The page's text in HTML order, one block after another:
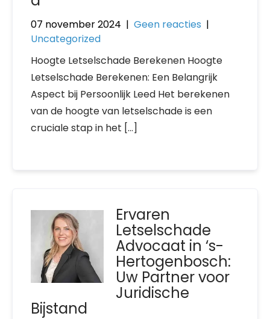
07 november 2024 | Geen reacties |
Uncategorized
Hoogte Letselschade Berekenen Hoogte
Letselschade Berekenen: Een Belangrijk
Aspect bij Persoonlijk Leed Het berekenen
van de hoogte van letselschade is een
cruciale stap in het […]
Ervaren
Letselschade
Advocaat in ‘s-
Hertogenbosch:
Uw Partner voor
Juridische
Bijstand